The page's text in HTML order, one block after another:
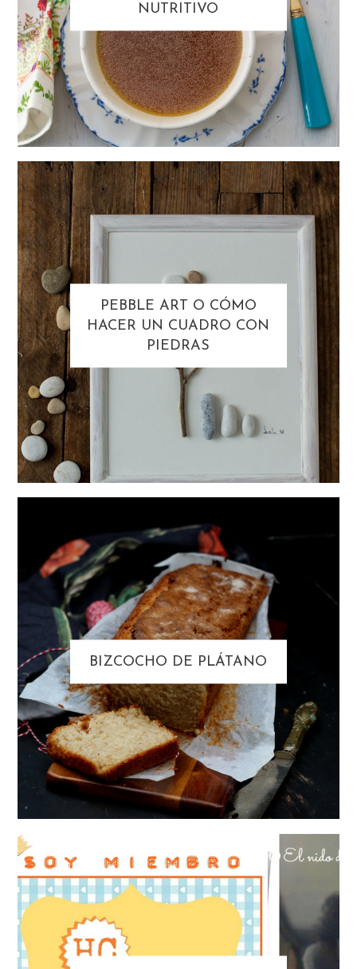
NUTRITIVO
PEBBLE ART O CÓMO
HACER UN CUADRO CON
PIEDRAS
BIZCOCHO DE PLÁTANO